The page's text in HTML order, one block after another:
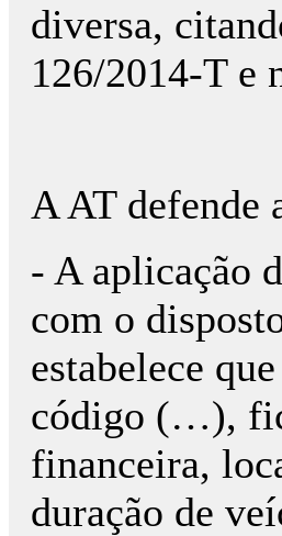
diversa,
126/2014-T e
A AT defende
- A aplicação
com o
estabelece
código (…),
financeira,
duração de